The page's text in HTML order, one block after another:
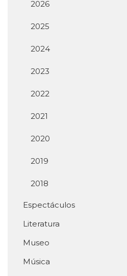
2026
2025
2024
2023
2022
2021
2020
2019
2018
Espectáculos
Literatura
Museo
Música